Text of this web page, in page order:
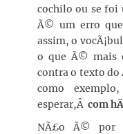
cochilo ou se foi
Ã© um erro
assim, o
o que Ã© mais
contra o texto do
como
esperar,Â com
NÃ£o Ã© por